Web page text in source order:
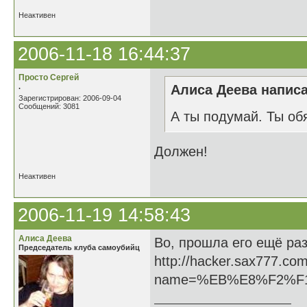
Неактивен
2006-11-18 16:44:37
Просто Сергей
.
Зарегистрирован: 2006-09-04
Сообщений: 3081
Алиса Деева
А ты подумай. Ты
Должен!
Неактивен
2006-11-19 14:58:43
Алиса Деева
Председатель клуба самоубийц
Во, прошла его ещё
http://